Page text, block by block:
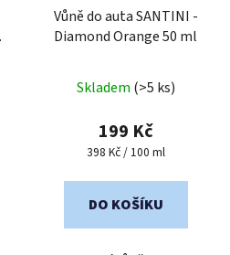
Vůně do auta SANTINI -
Diamond Orange 50 ml
hodnocení
produktu
je
z
Skladem (>5 ks)
199 Kč
Měrná
398 Kč / 100 ml
DO KOŠÍKU